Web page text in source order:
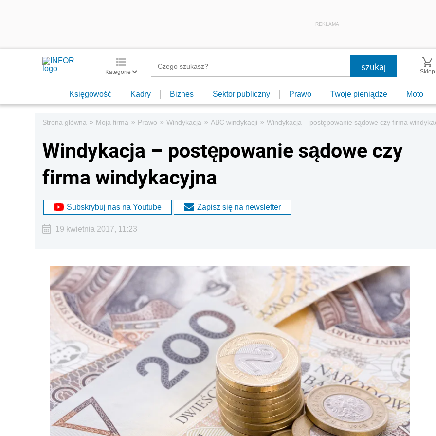
REKLAMA
Kategorie Sklep
Księgowość Kadry Biznes Sektor publiczny Prawo Twoje pieniądze Moto
Strona główna » Moja firma » Prawo » Windykacja » ABC windykacji » Windykacja – postępowanie sądowe czy firma
Windykacja – postępowanie sądowe czy
firma windykacyjna
Subskrybuj nas na Youtube Zapisz się na newsletter
19 kwietnia 2017, 11:23